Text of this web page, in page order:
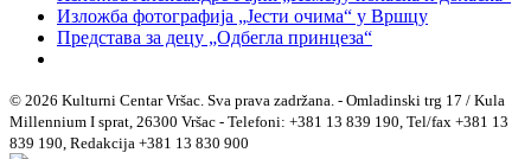
Изложба фотографија „Јести очима“ у Вршцу
Представа за децу „Одбегла принцеза“
© 2026 Kulturni Centar Vršac. Sva prava zadržana. - Omladinski trg 17 / Kula
Millennium I sprat, 26300 Vršac - Telefoni: +381 13 839 190, Tel/fax +381 13
839 190, Redakcija +381 13 830 900